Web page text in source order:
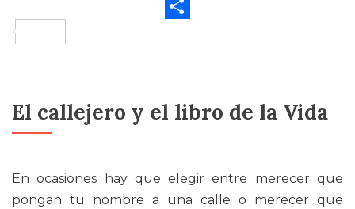
Email
El callejero y el libro de la Vida
En ocasiones hay que elegir entre merecer que
pongan tu nombre a una calle o merecer que